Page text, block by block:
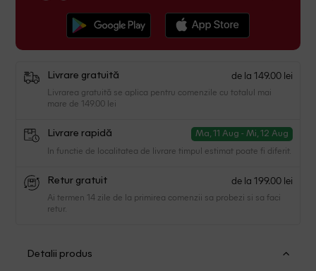
Livrare gratuită de la 149.00 lei
Livrarea gratuită se aplica pentru comenzile cu totalul mai
mare de 149.00 lei
Livrare rapidă Ma, 11 Aug - Mi, 12 Aug
In functie de localitatea de livrare timpul estimat poate fi diferit.
Retur gratuit de la 199.00 lei
Ai termen 14 zile de la primirea comenzii sa probezi si sa faci
retur.
Detalii produs